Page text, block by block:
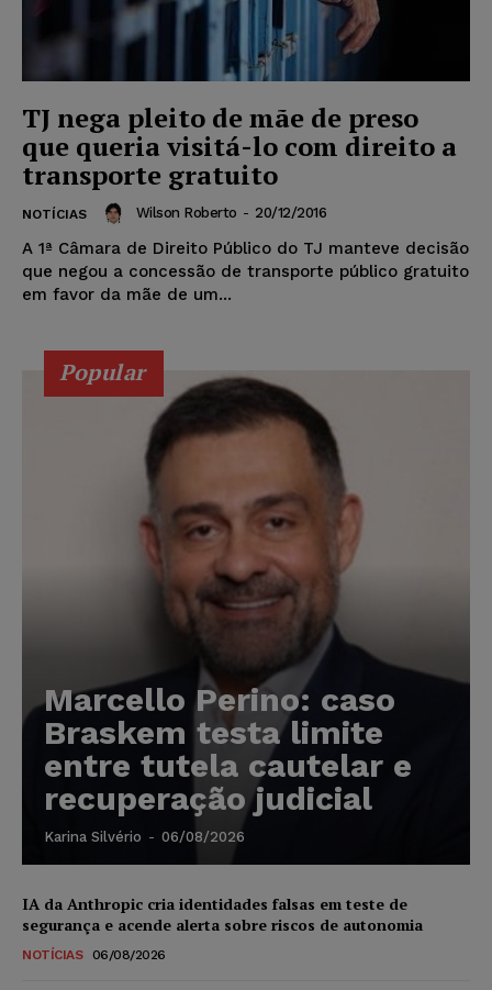
TJ nega pleito de mãe de preso
que queria visitá-lo com direito a
transporte gratuito
NOTÍCIAS Wilson Roberto - 20/12/2016
A 1ª Câmara de Direito Público do TJ manteve decisão
que negou a concessão de transporte público gratuito
em favor da mãe de um...
Popular
Marcello Perino: caso
Braskem testa limite
entre tutela cautelar e
recuperação judicial
Karina Silvério - 06/08/2026
IA da Anthropic cria identidades falsas em teste de
segurança e acende alerta sobre riscos de autonomia
NOTÍCIAS 06/08/2026